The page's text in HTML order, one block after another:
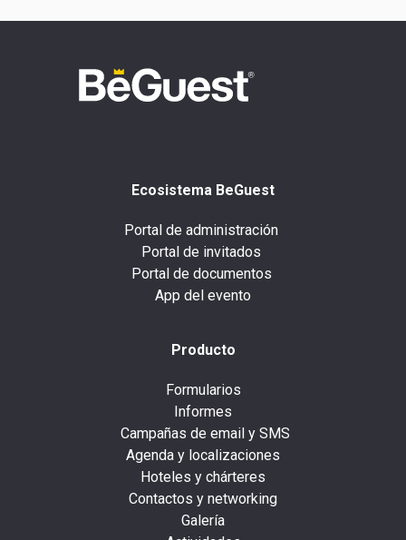
Ecosistema BeGuest
Portal de administración
Portal de invitados
Portal de documentos
App del evento
Producto
Formularios
Informes
Campañas de email y SMS
Agenda y localizaciones
Hoteles y chárteres
Contactos y networking
Galería